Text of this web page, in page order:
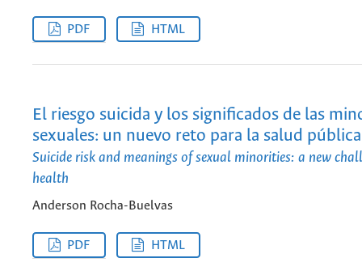
PDF HTML
El riesgo suicida y los significados de las
sexuales: un nuevo reto para la salud pública
Suicide risk and meanings of sexual minorities: a new
health
Anderson Rocha-Buelvas
PDF HTML